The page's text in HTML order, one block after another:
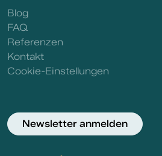
Blog
FAQ
Referenzen
Kontakt
Cookie-Einstellungen
Newsletter anmelden